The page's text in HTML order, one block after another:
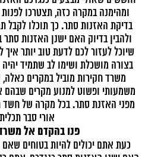
ומהימנה במקרה כזה, תצטרכו
בדיקת האזנות סתר. כך תוכלו לקבל
ולהבין בדיוק האם ישנן האזנות
שיוכל לעזור לכם לדעת טוב יותר
בצורה מושכלת ושימו לב שתמיד
משרד חקירות מוביל במקרים כאלה,
משמעותי ופשוט למנוע מקרים
מפני האזנת סתר. בכל מקרה של חשד
אורי סבר
פנו בהקדם אל
כעת אתם יכולים להיות בטוחים שאם